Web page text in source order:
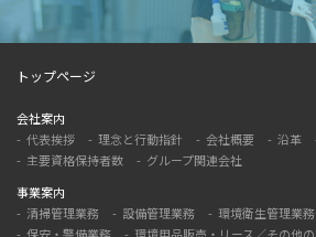
トップページ
会社案内
代表挨拶
理念と行動指針 会社概要 沿革
主要資格保持者数
グループ関連会社
事業案内
清掃管理業務
設備管理業務 環境衛生管理業務